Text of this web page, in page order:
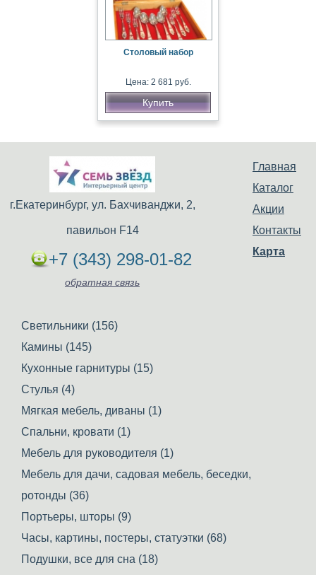
Столовый набор
Цена: 2 681 руб.
Купить
Главная
Каталог
Акции
Контакты
Карта
г.Екатеринбург, ул. Бахчиванджи, 2,
павильон F14
+7 (343) 298-01-82
обратная связь
Светильники (156)
Камины (145)
Кухонные гарнитуры (15)
Стулья (4)
Мягкая мебель, диваны (1)
Спальни, кровати (1)
Мебель для руководителя (1)
Мебель для дачи, садовая мебель, беседки,
ротонды (36)
Портьеры, шторы (9)
Часы, картины, постеры, статуэтки (68)
Подушки, все для сна (18)